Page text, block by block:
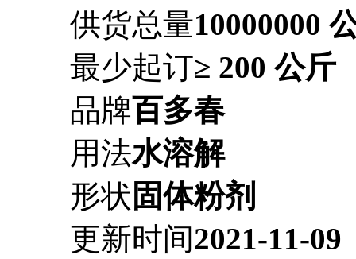
供货总量10000000
最少起订≥ 200 公斤
品牌百多春
用法水溶解
形状 固体粉剂
更新时间2021-11-09